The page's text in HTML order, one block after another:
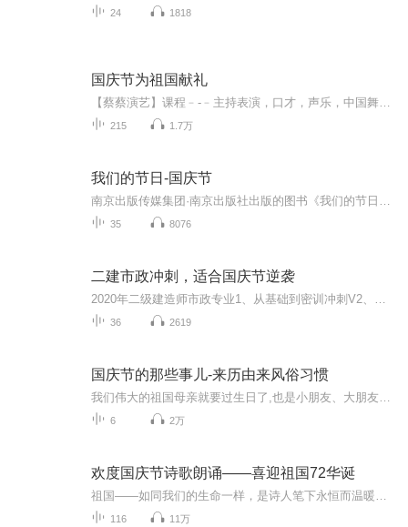
24 1818
国庆节为祖国献礼
215 1.7万
我们的节日-国庆节
35 8076
二建市政冲刺，适合国庆节逆袭
36 2619
国庆节的那些事儿-来历由来风俗习惯
6 2万
欢度国庆节诗歌朗诵——喜迎祖国72华诞
116 11万